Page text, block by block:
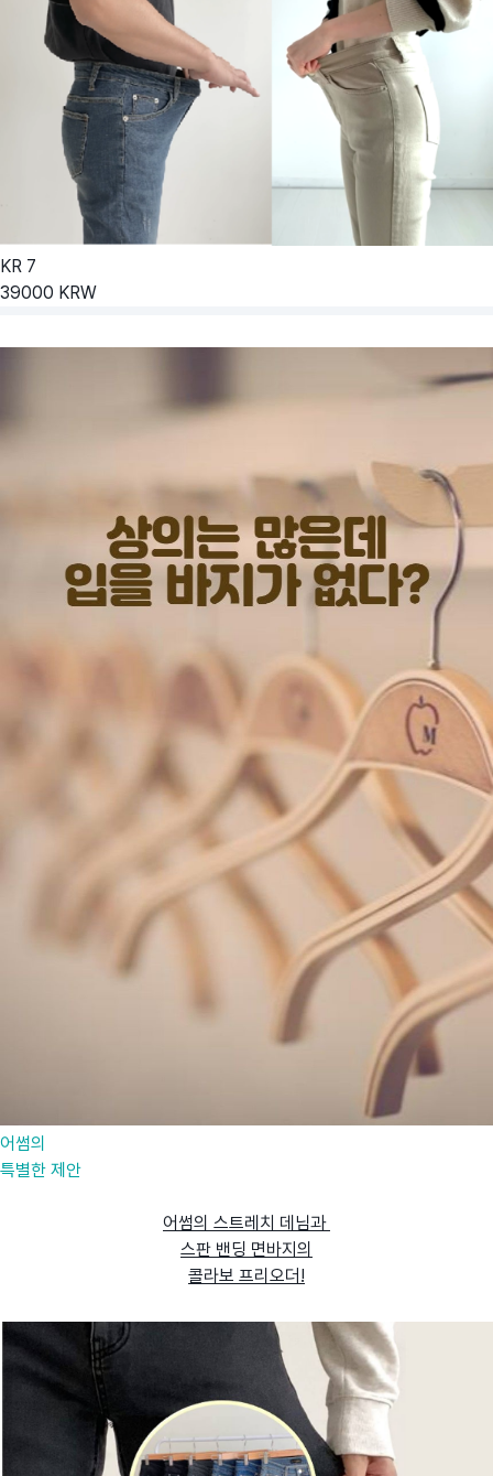
KR 7
39000 KRW
어썸의
특별한 제안
어썸의 스트레치 데님과
스판 밴딩 면바지의
콜라보 프리오더!